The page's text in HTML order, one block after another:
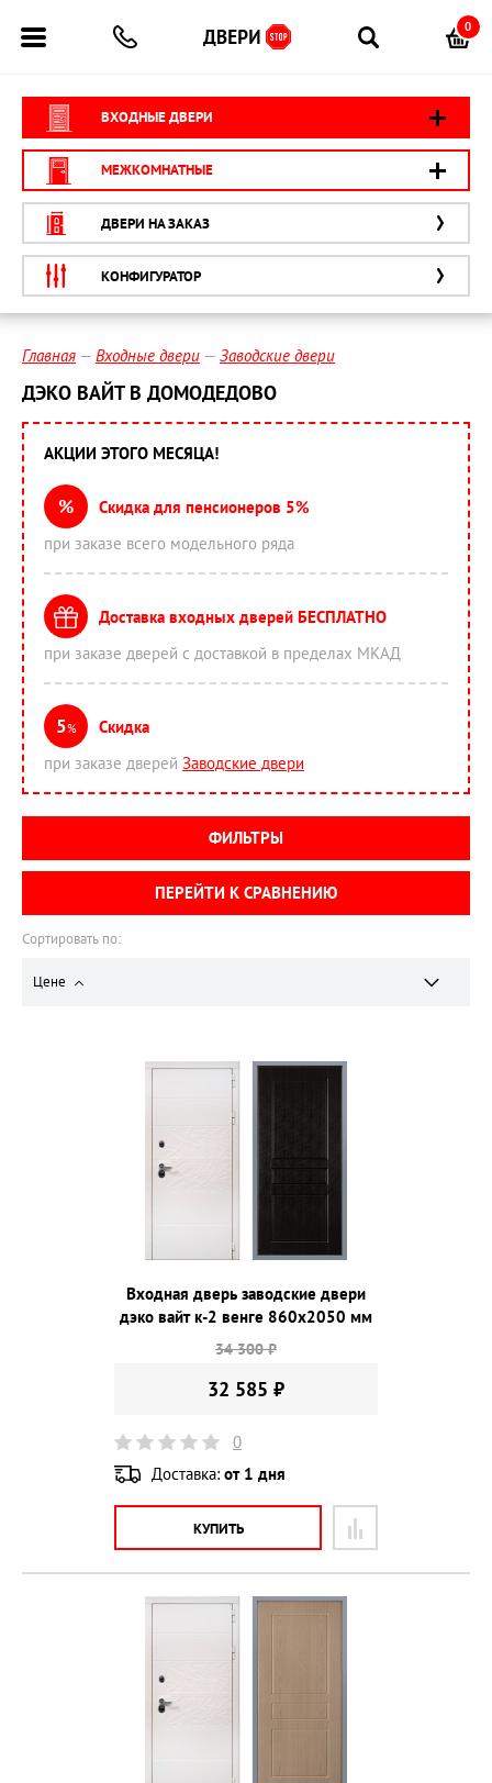
0
ВХОДНЫЕ ДВЕРИ
МЕЖКОМНАТНЫЕ
ДВЕРИ НА ЗАКАЗ
КОНФИГУРАТОР
Главная Входные двери Заводские двери
ДЭКО ВАЙТ В ДОМОДЕДОВО
Сортировать по:
Цене
Входная дверь заводские двери
дэко вайт к-2 венге 860х2050 мм
34 300 ₽
32 585 ₽
0
Доставка: от 1 дня
КУПИТЬ
АКЦИИ ЭТОГО МЕСЯЦА!
%
Скидка для пенсионеров 5%
при заказе всего модельного ряда
Доставка входных дверей БЕСПЛАТНО
при заказе дверей с доставкой в пределах МКАД
5%
Скидка
при заказе дверей Заводские двери
ФИЛЬТРЫ
ПЕРЕЙТИ К СРАВНЕНИЮ